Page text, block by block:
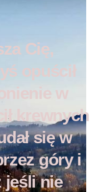
Cię,
opuścił
w
krewnych
się w
góry i
jeśli nie